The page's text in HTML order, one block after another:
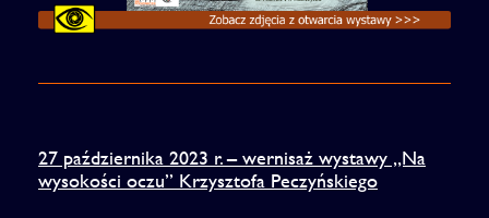
27 października 2023 r. – wernisaż wystawy „Na
wysokości oczu” Krzysztofa Peczyńskiego